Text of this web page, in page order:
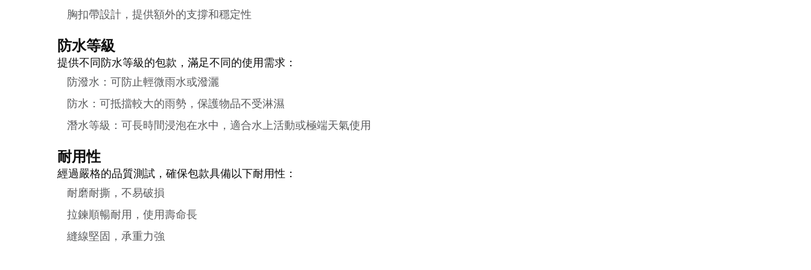
胸扣帶設計，提供額外的支撐和穩定性
防水等級
提供不同防水等級的包款，滿足不同的使用需求：
防潑水：可防止輕微雨水或潑灑
防水：可抵擋較大的雨勢，保護物品不受淋濕
潛水等級：可長時間浸泡在水中，適合水上活動或極端天氣使用
耐用性
經過嚴格的品質測試，確保包款具備以下耐用性：
耐磨耐撕，不易破損
拉鍊順暢耐用，使用壽命長
縫線堅固，承重力強